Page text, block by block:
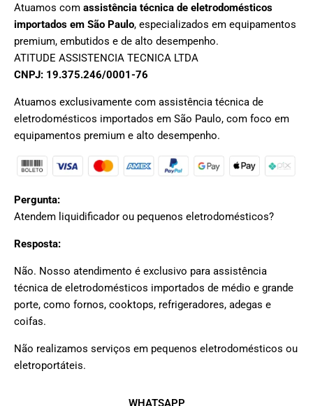
Atuamos com assistência técnica de eletrodomésticos
importados em São Paulo, especializados em equipamentos
premium, embutidos e de alto desempenho.
ATITUDE ASSISTENCIA TECNICA LTDA
CNPJ: 19.375.246/0001-76
Atuamos exclusivamente com assistência técnica de
eletrodomésticos importados em São Paulo, com foco em
equipamentos premium e alto desempenho.
Pergunta:
Atendem liquidificador ou pequenos eletrodomésticos?
Resposta:
Não. Nosso atendimento é exclusivo para assistência
técnica de eletrodomésticos importados de médio e grande
porte, como fornos, cooktops, refrigeradores, adegas e
coifas.
Não realizamos serviços em pequenos eletrodomésticos ou
eletroportáteis.
WHATSAPP